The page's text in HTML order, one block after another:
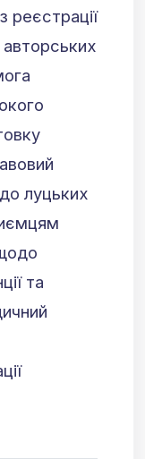
реєстрації
авторських
луцьких
та